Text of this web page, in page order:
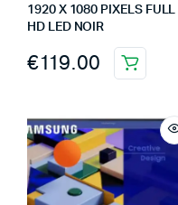
1920 X 1080 PIXELS FULL
HD LED NOIR
€119.00